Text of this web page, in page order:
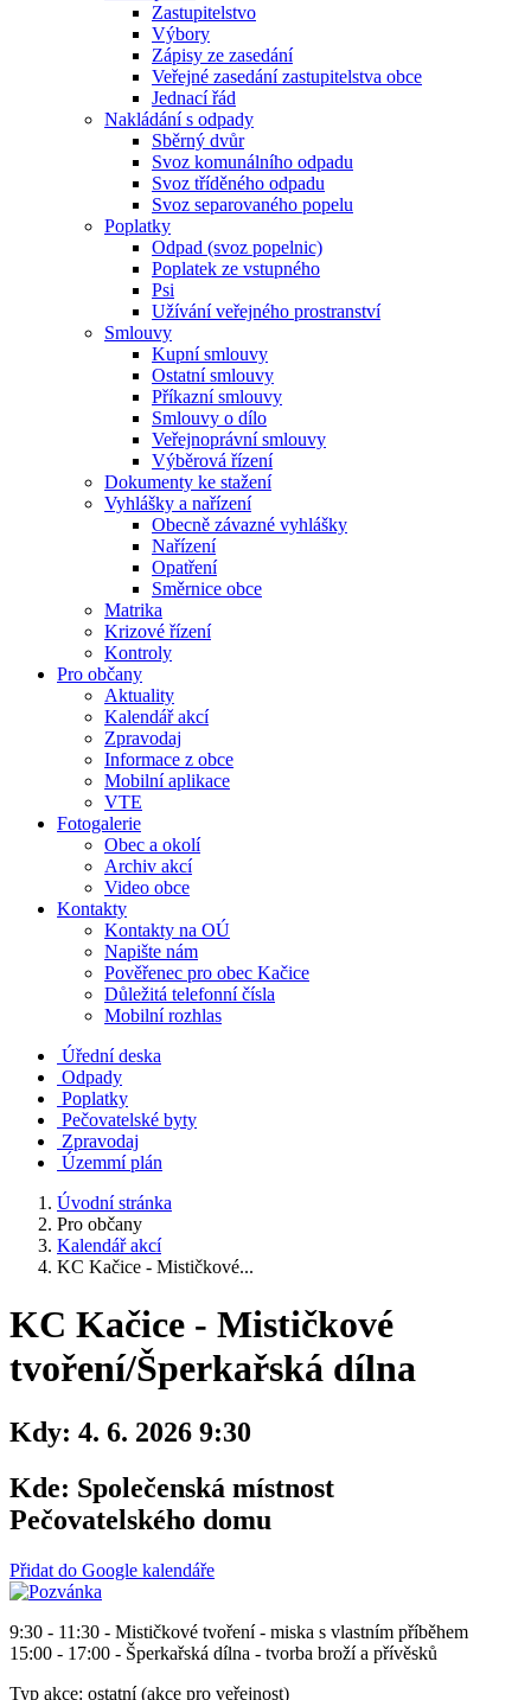
Zastupitelstvo
Výbory
Zápisy ze zasedání
Veřejné zasedání zastupitelstva obce
Jednací řád
Nakládání s odpady
Sběrný dvůr
Svoz komunálního odpadu
Svoz tříděného odpadu
Svoz separovaného popelu
Poplatky
Odpad (svoz popelnic)
Poplatek ze vstupného
Psi
Užívání veřejného prostranství
Smlouvy
Kupní smlouvy
Ostatní smlouvy
Příkazní smlouvy
Smlouvy o dílo
Veřejnoprávní smlouvy
Výběrová řízení
Dokumenty ke stažení
Vyhlášky a nařízení
Obecně závazné vyhlášky
Nařízení
Opatření
Směrnice obce
Matrika
Krizové řízení
Kontroly
Pro občany
Aktuality
Kalendář akcí
Zpravodaj
Informace z obce
Mobilní aplikace
VTE
Fotogalerie
Obec a okolí
Archiv akcí
Video obce
Kontakty
Kontakty na OÚ
Napište nám
Pověřenec pro obec Kačice
Důležitá telefonní čísla
Mobilní rozhlas
Úřední deska
Odpady
Poplatky
Pečovatelské byty
Zpravodaj
Územmí plán
Úvodní stránka
Pro občany
Kalendář akcí
KC Kačice - Mističkové...
KC Kačice - Mističkové
tvoření/Šperkařská dílna
Kdy: 4. 6. 2026 9:30
Kde: Společenská místnost
Pečovatelského domu
Přidat do Google kalendáře
9:30 - 11:30 - Mističkové tvoření - miska s vlastním příběhem
15:00 - 17:00 - Šperkařská dílna - tvorba broží a přívěsků
Typ akce: ostatní (akce pro veřejnost)